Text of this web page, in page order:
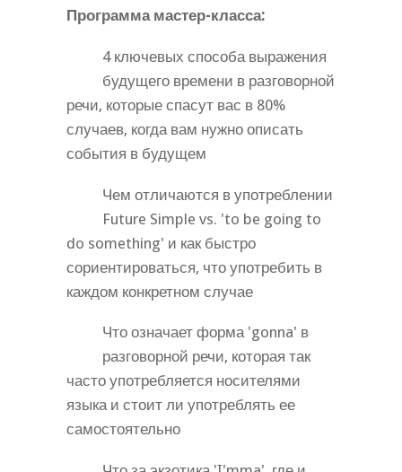
Программа мастер-класса:
4 ключевых способа выражения
будущего времени в разговорной
речи, которые спасут вас в 80%
случаев, когда вам нужно описать
события в будущем
Чем отличаются в употреблении
Future Simple vs. 'to be going to
do something' и как быстро
сориентироваться, что употребить в
каждом конкретном случае
Что означает форма 'gonna' в
разговорной речи, которая так
часто употребляется носителями
языка и стоит ли употреблять ее
самостоятельно